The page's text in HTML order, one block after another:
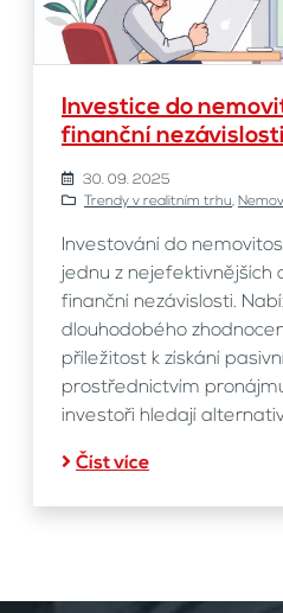
Investice do
finanční
30. 09. 2025
Trendy v realitním trhu,
Investování do
jednu z nejefektivnějších
finanční nezávislosti.
dlouhodobého
příležitost k získání
prostřednictvím
investoři hledají
Číst více